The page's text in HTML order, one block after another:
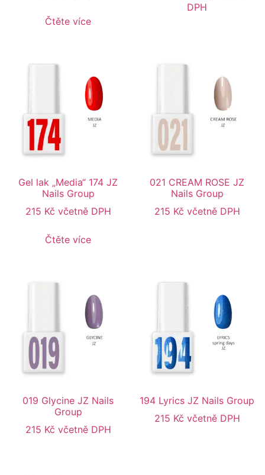
Čtěte více
DPH
Gel lak „Media“ 174 JZ
Nails Group
215 Kč včetně DPH
Čtěte více
021 CREAM ROSE JZ
Nails Group
215 Kč včetně DPH
019 Glycine JZ Nails
Group
215 Kč včetně DPH
194 Lyrics JZ Nails Group
215 Kč včetně DPH